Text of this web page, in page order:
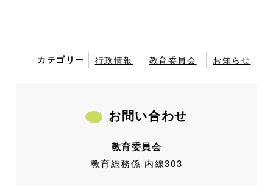
カテゴリー 行政情報 教育委員会 お知らせ
お問い合わせ
教育委員会
教育総務係 内線303